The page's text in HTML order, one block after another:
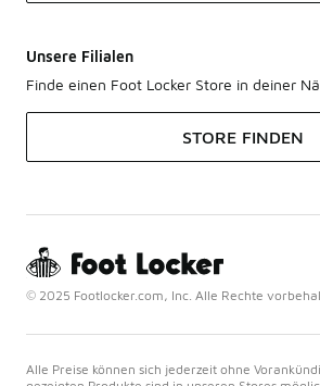
Unsere Filialen
Finde einen Foot Locker Store in deiner
STORE FINDEN
© 2025 Footlocker.com, Inc. Alle Rechte
Alle Preise können sich jederzeit ohne